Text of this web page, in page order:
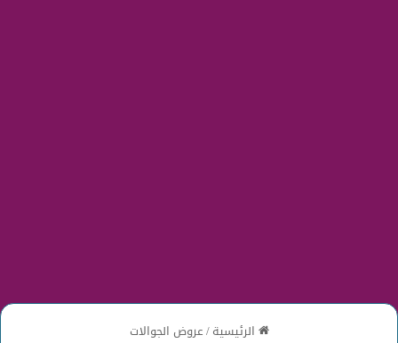
الرئيسية/عروض الجوالات